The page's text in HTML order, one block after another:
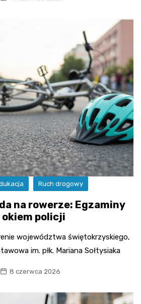
Ruch drogowy
na rowerze: Egzaminy
okiem policji
województwa świętokrzyskiego,
im. płk. Mariana Sołtysiaka
8 czerwca 2026